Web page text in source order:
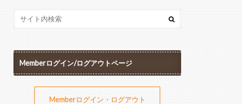
Memberログイン/ログアウトページ
Memberログイン・ログアウト